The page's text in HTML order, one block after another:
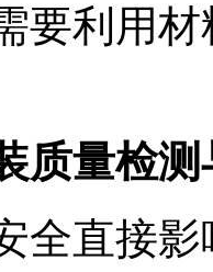
要利用
质量检
全直接